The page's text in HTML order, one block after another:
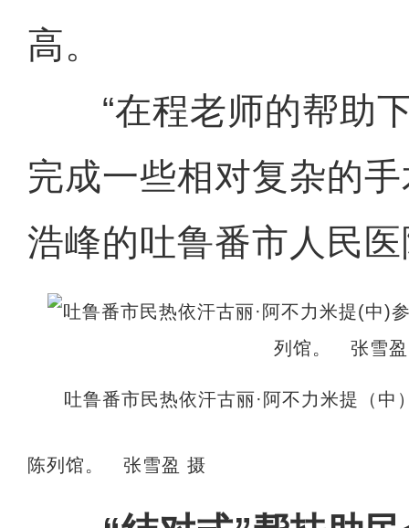
高。
“在程老师的帮助下
完成一些相对复杂的
浩峰的吐鲁番市人民
吐鲁番市民热依汗古丽·阿不力米提（中
陈列馆。 张雪盈 摄